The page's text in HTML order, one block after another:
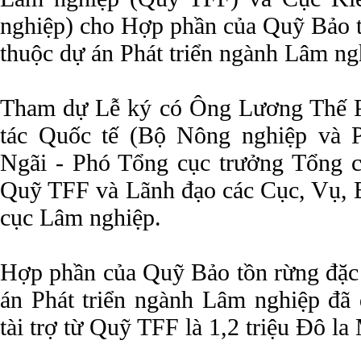
nghiệp) cho Hợp phần của Quỹ
thuộc dự án Phát triển ngành Lâm
Tham dự Lễ ký có Ông Lương Thế
tác Quốc tế (Bộ Nông nghiệp và
Ngãi - Phó Tổng cục trưởng Tổng
Quỹ TFF và Lãnh đạo các Cục, Vụ,
cục Lâm nghiệp.
Hợp phần của Quỹ Bảo tồn rừng
án Phát triển ngành Lâm nghiệp
tài trợ từ Quỹ TFF là 1,2 triệu Đô la